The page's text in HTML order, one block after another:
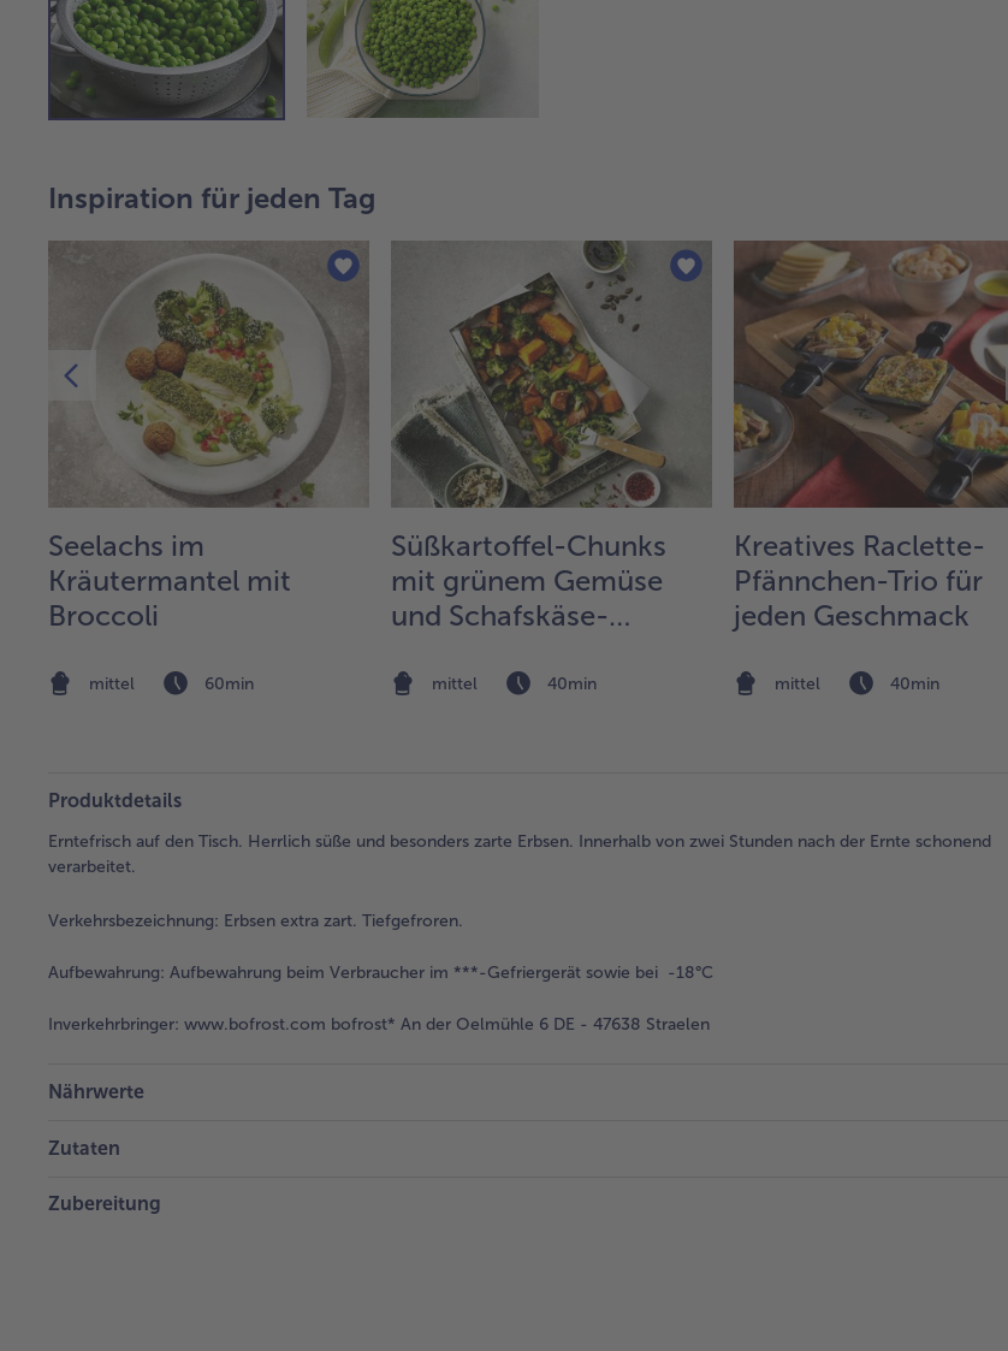
Inspiration für jeden Tag
Seelachs im
Kräutermantel mit
Broccoli
mittel 60min
Süßkartoffel-Chunks
mit grünem Gemüse
und Schafskäse-
mittel 40min
Kreatives Raclette-
Pfännchen-Trio für
jeden Geschmack
mittel 40min
Produktdetails
Erntefrisch auf den Tisch. Herrlich süße und besonders zarte Erbsen. Innerhalb von zwei Stunden nach der Ernte schonend
verarbeitet.
Verkehrsbezeichnung: Erbsen extra zart. Tiefgefroren.
Aufbewahrung: Aufbewahrung beim Verbraucher im ***-Gefriergerät sowie bei -18°C
Inverkehrbringer: www.bofrost.com bofrost* An der Oelmühle 6 DE - 47638 Straelen
Nährwerte
Zutaten
Zubereitung